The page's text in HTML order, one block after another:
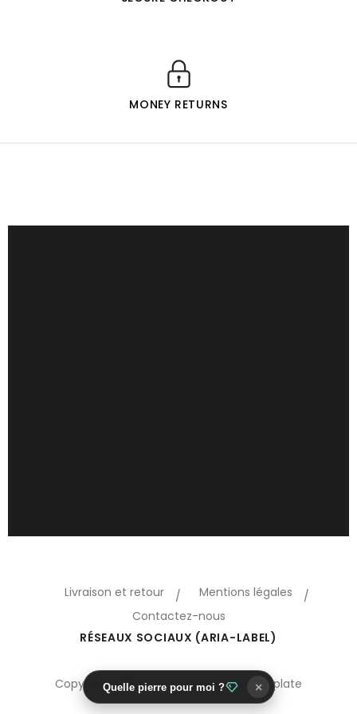
MONEY RETURNS
Livraison et retour
Mentions légales
Contactez-nous
RÉSEAUX SOCIAUX (ARIA-LABEL)
Copyright 2018 Oreo © Prestashop template
Quelle pierre pour moi ? ×